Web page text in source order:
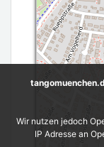
Wir nutzen jedoch
IP Adresse an